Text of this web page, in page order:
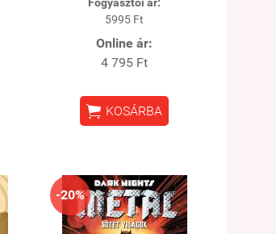
5995 Ft
Online ár:
4 795 Ft
 KOSÁRBA
-20%